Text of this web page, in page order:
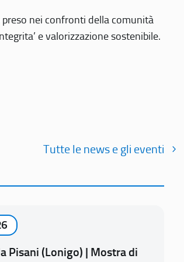
nei confronti della comunità
e valorizzazione sostenibile.
Tutte le news e gli eventi
Pisani (Lonigo) | Mostra di